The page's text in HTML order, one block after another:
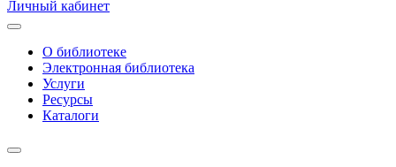
Личный кабинет
О библиотеке
Электронная библиотека
Услуги
Ресурсы
Каталоги